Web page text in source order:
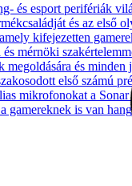
és esport perifériák
és az első
kifejezetten
mérnöki
megoldására és minden
első számú
mikrofonokat a Sonar
gamereknek is van